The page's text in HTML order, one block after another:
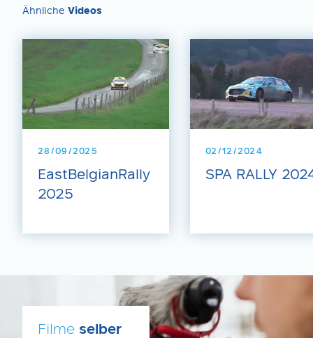
Ähnliche Videos
28/09/2025
EastBelgianRally
2025
02/12/2024
SPA RALLY
Filme selber